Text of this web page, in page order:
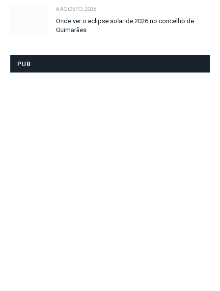
6 AGOSTO, 2026
Onde ver o eclipse solar de 2026 no concelho de
Guimarães
PUB